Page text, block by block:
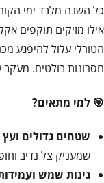
כל השנה מלבד ימי
אילו מזיקים תוקפים
הטורלי עלול להיפגע
חסרונות בולטים.
🎯 למי מתאים?
שטחים גדולים
שמעניק צל נדיב
גינות שמש